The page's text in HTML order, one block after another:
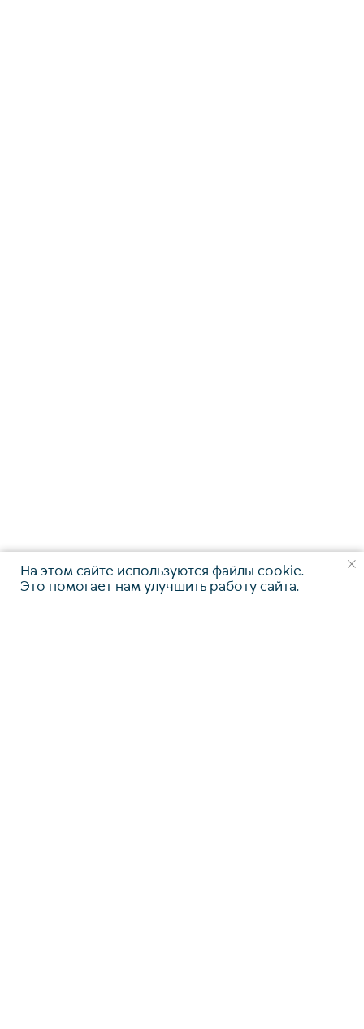
2011-2026© Коллегия адвокатов «KGBP»
Наверх⠀⠀
На этом сайте используются файлы cookie.
Это помогает нам улучшить работу сайта.